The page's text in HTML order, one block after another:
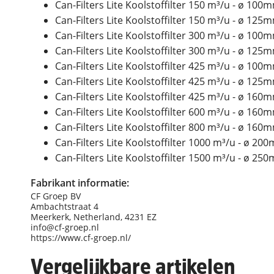
Can-Filters Lite Koolstoffilter 150 m³/u - ø
Can-Filters Lite Koolstoffilter 150 m³/u - ø
Can-Filters Lite Koolstoffilter 300 m³/u - ø
Can-Filters Lite Koolstoffilter 300 m³/u - ø
Can-Filters Lite Koolstoffilter 425 m³/u - ø
Can-Filters Lite Koolstoffilter 425 m³/u - ø
Can-Filters Lite Koolstoffilter 425 m³/u - ø
Can-Filters Lite Koolstoffilter 600 m³/u - ø
Can-Filters Lite Koolstoffilter 800 m³/u - ø
Can-Filters Lite Koolstoffilter 1000 m³/u - ø
Can-Filters Lite Koolstoffilter 1500 m³/u - ø
Fabrikant informatie:
CF Groep BV
Ambachtstraat 4
Meerkerk, Netherland, 4231 EZ
info@cf-groep.nl
https://www.cf-groep.nl/
Vergelijkbare artikelen